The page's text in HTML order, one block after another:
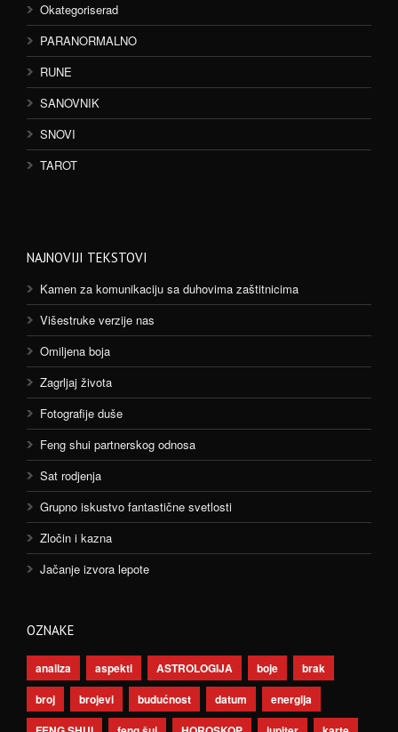
Okategoriserad
PARANORMALNO
RUNE
SANOVNIK
SNOVI
TAROT
NAJNOVIJI TEKSTOVI
Kamen za komunikaciju sa duhovima zaštitnicima
Višestruke verzije nas
Omiljena boja
Zagrljaj života
Fotografije duše
Feng shui partnerskog odnosa
Sat rodjenja
Grupno iskustvo fantastične svetlosti
Zločin i kazna
Jačanje izvora lepote
OZNAKE
analiza aspekti ASTROLOGIJA boje
brak
broj
brojevi budućnost datum
energija